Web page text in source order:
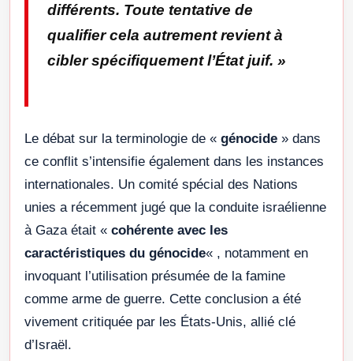
différents. Toute tentative de
qualifier cela autrement revient à
cibler spécifiquement l’État juif. »
Le débat sur la terminologie de « génocide » dans
ce conflit s’intensifie également dans les instances
internationales. Un comité spécial des Nations
unies a récemment jugé que la conduite israélienne
à Gaza était « cohérente avec les
caractéristiques du génocide« , notamment en
invoquant l’utilisation présumée de la famine
comme arme de guerre. Cette conclusion a été
vivement critiquée par les États-Unis, allié clé
d’Israël.